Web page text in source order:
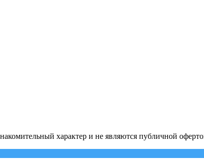
характер и не являются публичной